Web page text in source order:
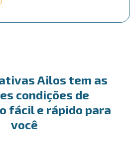
Ailos tem as
condições de
fácil e rápido para
você